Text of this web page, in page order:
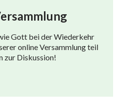
Gott bei der Wiederkehr
online Versammlung teil
zur Diskussion!